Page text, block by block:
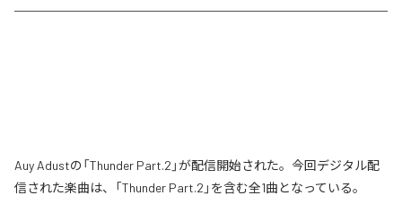
Auy Adustの「Thunder Part.2」が配信開始された。今回デジタル配
信された楽曲は、「Thunder Part.2」を含む全1曲となっている。